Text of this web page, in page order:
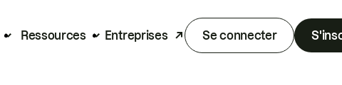
Ressources Entreprises Se connecter